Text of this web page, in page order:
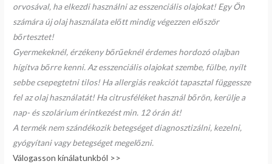
orvosával, ha elkezdi használni az esszenciális olajokat! Egy Ön
számára új olaj használata előtt mindig végezzen először
bőrtesztet!
Gyermekeknél, érzékeny bőrűeknél érdemes hordozó olajban
hígítva bőrre kenni. Az esszenciális olajokat szembe, fülbe, nyílt
sebbe csepegtetni tilos! Ha allergiás reakciót tapasztal függessze
fel az olaj használatát! Ha citrusféléket használ bőrön, kerülje a
nap- és szolárium érintkezést min. 12 órán át!
A termék nem szándékozik betegséget diagnosztizálni, kezelni,
gyógyítani vagy betegséget megelőzni.
Válogasson kínálatunkból >>